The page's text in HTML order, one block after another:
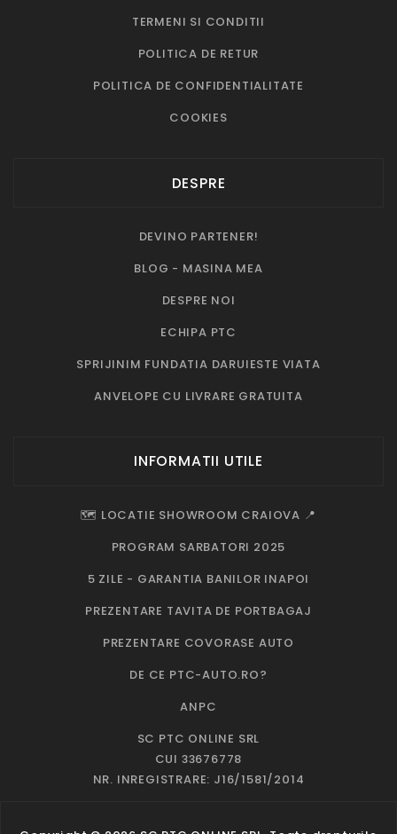
TERMENI SI CONDITII
POLITICA DE RETUR
POLITICA DE CONFIDENTIALITATE
COOKIES
DESPRE
DEVINO PARTENER!
BLOG - MASINA MEA
DESPRE NOI
ECHIPA PTC
SPRIJINIM FUNDATIA DARUIESTE VIATA
ANVELOPE CU LIVRARE GRATUITA
INFORMATII UTILE
🗺️ LOCATIE SHOWROOM CRAIOVA 📍
PROGRAM SARBATORI 2025
5 ZILE - GARANTIA BANILOR INAPOI
PREZENTARE TAVITA DE PORTBAGAJ
PREZENTARE COVORASE AUTO
DE CE PTC-AUTO.RO?
ANPC
SC PTC ONLINE SRL
CUI 33676778
NR. INREGISTRARE: J16/1581/2014